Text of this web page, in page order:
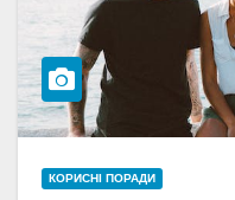
КОРИСНІ ПОРАДИ